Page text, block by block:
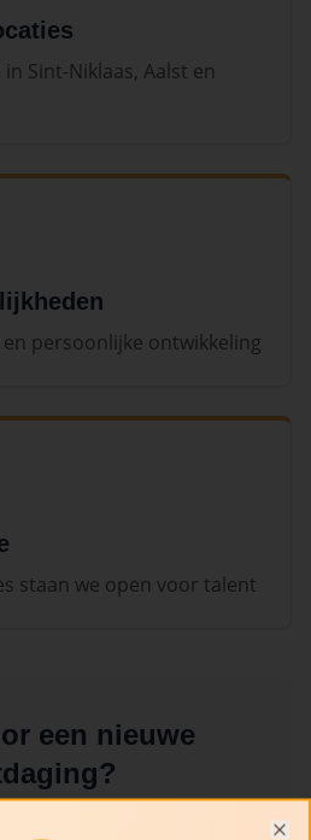
Sint-Niklaas, Aalst en
persoonlijke ontwikkeling
staan we open voor talent
een nieuwe